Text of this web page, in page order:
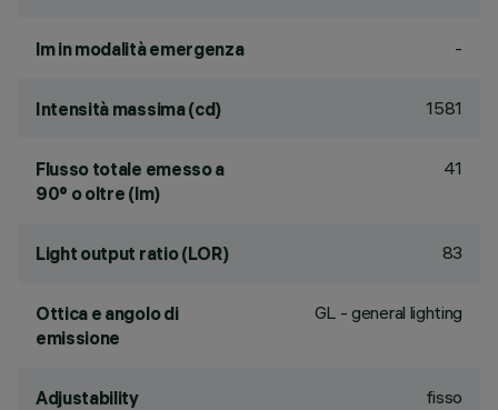
lm in modalità emergenza -
Intensità massima (cd) 1581
Flusso totale emesso a
90° o oltre (lm)
41
Light output ratio (LOR) 83
Ottica e angolo di
emissione
GL - general lighting
Adjustability fisso